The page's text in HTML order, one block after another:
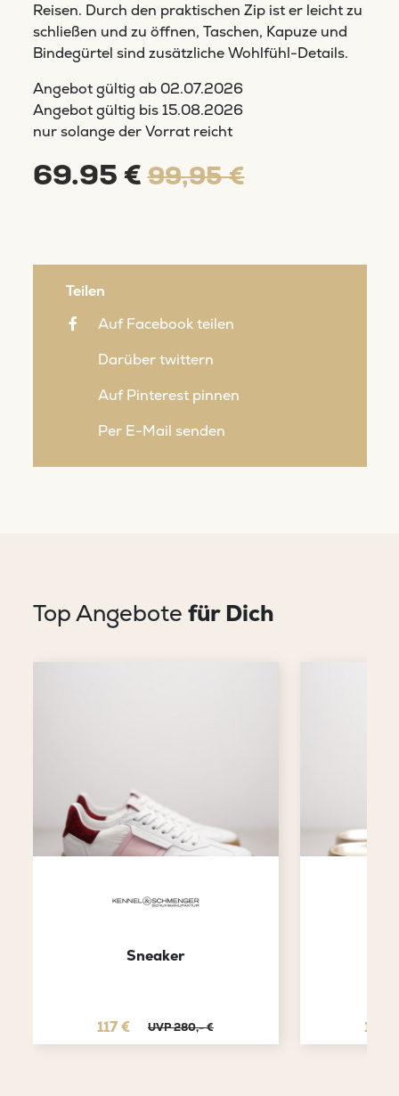
Reisen. Durch den praktischen Zip ist er leicht zu
schließen und zu öffnen, Taschen, Kapuze und
Bindegürtel sind zusätzliche Wohlfühl-Details.
Angebot gültig ab 02.07.2026
Angebot gültig bis15.08.2026
nur solange der Vorrat reicht
69.95 €99,95 €
Teilen
Auf Facebook teilen
Darüber twittern
Auf Pinterest pinnen
Per E-Mail senden
Top Angebote für Dich
Sneaker
117 € UVP 280,- € 115 €